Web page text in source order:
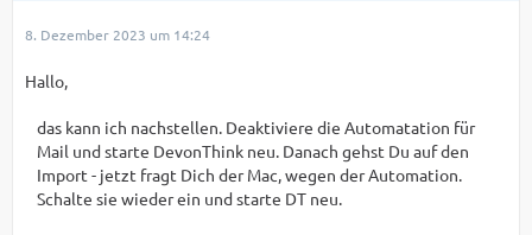
8. Dezember 2023 um 14:24
Hallo,
das kann ich nachstellen. Deaktiviere die Automatation für
Mail und starte DevonThink neu. Danach gehst Du auf den
Import - jetzt fragt Dich der Mac, wegen der Automation.
Schalte sie wieder ein und starte DT neu.